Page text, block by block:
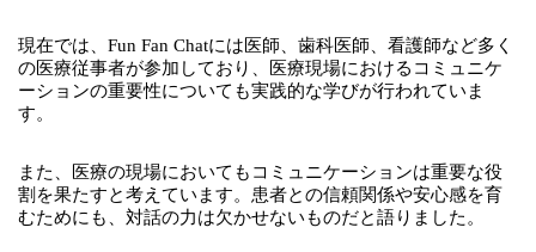
現在では、Fun Fan Chatには医師、歯科医師、看護師など多く
の医療従事者が参加しており、医療現場におけるコミュニケ
ーションの重要性についても実践的な学びが行われていま
す。
また、医療の現場においてもコミュニケーションは重要な役
割を果たすと考えています。患者との信頼関係や安心感を育
むためにも、対話の力は欠かせないものだと語りました。